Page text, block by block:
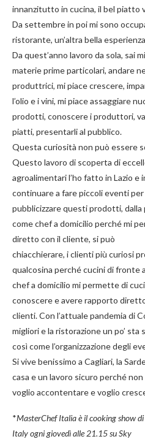
innanzitutto in cucina, il bel piatto
Da settembre in poi mi sono
ristorante, un’altra bella
Da quest’anno lavoro da sola, sai
materie prime particolari, andare
produttrici, mi piace crescere,
l’olio e i vini, mi piace assaggiare
prodotti, conoscere i produttori,
piatti, presentarli al pubblico.
Questa curiosità non può essere
Questo lavoro di scoperta di
agroalimentari l’ho fatto in Lazio e
continuare a fare piccoli eventi per
pubblicizzare questi prodotti, dalla
come chef a domicilio perché mi
diretto con il cliente, si può
chiacchierare, i clienti più curiosi
qualcosina perché cucini di fronte
chef a domicilio mi permette di
conoscere e avere rapporto
clienti. Con l’attuale pandemia di
migliori e la ristorazione un po’ sta
così come l’organizzazione degli
Si vive benissimo a Cagliari, la
casa e un lavoro sicuro perché non
voglio accontentare e voglio
*MasterChef Italia è il cooking show
Italy ogni giovedì alle 21.15 su Sky